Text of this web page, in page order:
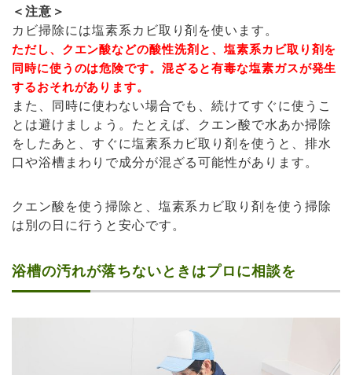
＜注意＞
カビ掃除には塩素系カビ取り剤を使います。
ただし、クエン酸などの酸性洗剤と、塩素系カビ取り剤を
同時に使うのは危険です。混ざると有毒な塩素ガスが発生
するおそれがあります。
また、同時に使わない場合でも、続けてすぐに使うこ
とは避けましょう。たとえば、クエン酸で水あか掃除
をしたあと、すぐに塩素系カビ取り剤を使うと、排水
口や浴槽まわりで成分が混ざる可能性があります。
クエン酸を使う掃除と、塩素系カビ取り剤を使う掃除
は別の日に行うと安心です。
浴槽の汚れが落ちないときはプロに相談を